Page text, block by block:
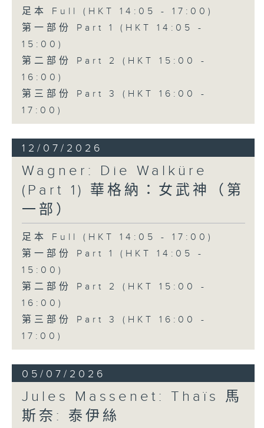
Ambrosian Opera Chorus and
the English Chamber Orchestra
conducted by Richard Bonynge.
多尼采蒂的歌劇《愛情靈藥》於1832年
首演，是意大利美聲歌劇中最具魅力且歷
的旋律結合輕鬆幽默的情節，講述一個關
於愛情、純真與成長的故事，至今仍深受
世界各地觀眾喜愛。
性格單純的 Nemorino 深深愛上了獨立
的富家女 Adina，卻始終無法贏得她的
芳心。在江湖術士 Dulcamara 所販賣
的「愛情靈藥」誘惑下，Nemorino 將
希望寄託於這瓶靈藥，最終卻明白真正的
愛情並非金錢所能換取。劇中輕快活潑的
重唱及著名詠嘆調「偷灑一滴淚」，充分
展現多尼采蒂優美的旋律才華與精湛的喜
歌劇創作技巧。
本月為你挑選的經典錄音版本，由女高音
足本 Full (HKT 14:05 - 17:00)
第一部份 Part 1 (HKT 14:05 -
15:00)
第二部份 Part 2 (HKT 15:00 -
16:00)
第三部份 Part 3 (HKT 16:00 -
17:00)
12/07/2026
Wagner: Die Walküre
(Part 1) 華格納：女武神（第
一部）
足本 Full (HKT 14:05 - 17:00)
第一部份 Part 1 (HKT 14:05 -
15:00)
第二部份 Part 2 (HKT 15:00 -
16:00)
第三部份 Part 3 (HKT 16:00 -
17:00)
05/07/2026
Jules Massenet: Thaïs 馬
斯奈: 泰伊絲